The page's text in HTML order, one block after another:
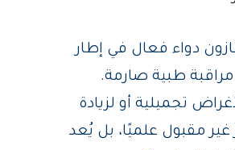
دواء فعال في إطار
طبية صارمة.
تجميلية أو لزيادة
غير مقبول علميًا، بل يُعد